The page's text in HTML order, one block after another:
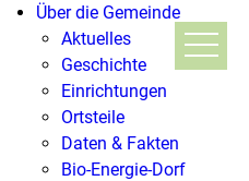
Über die Gemeinde
Aktuelles
Geschichte
Einrichtungen
Ortsteile
Daten & Fakten
Bio-Energie-Dorf